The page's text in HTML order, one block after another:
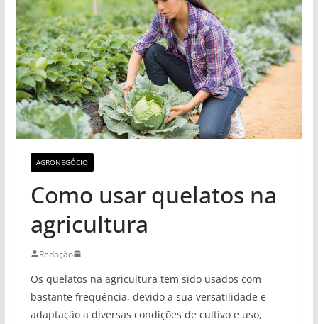
AGRONEGÓCIO
Como usar quelatos na
agricultura
Redação
Os quelatos na agricultura tem sido usados com
bastante frequência, devido a sua versatilidade e
adaptação a diversas condições de cultivo e uso,